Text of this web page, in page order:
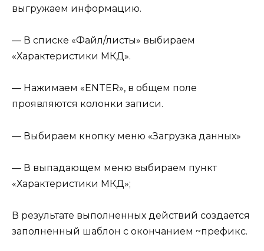
выгружаем информацию.
— В списке «Файл/листы» выбираем
«Характеристики МКД».
— Нажимаем «ENTER», в общем поле
проявляются колонки записи.
— Выбираем кнопку меню «Загрузка данных»
— В выпадающем меню выбираем пункт
«Характеристики МКД»;
В результате выполненных действий создается
заполненный шаблон с окончанием ~префикс.